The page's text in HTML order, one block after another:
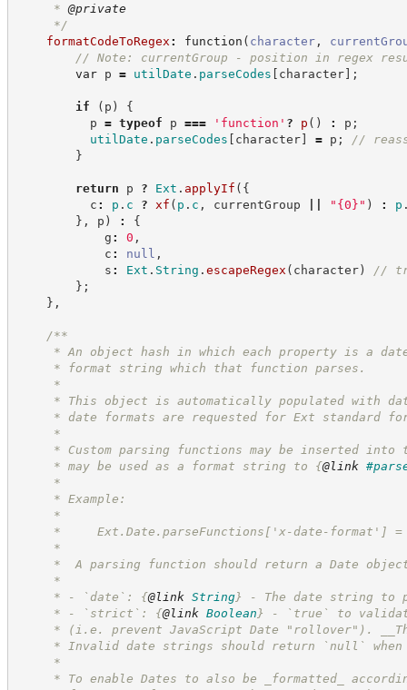
* @private
*/
formatCodeToRegex : function ( character,
// Note: currentGroup - position in regex
var p = utilDate . parseCodes [ character] ;
if ( p )
{
p = typeof p === ' function ' ? p ( ) : p ;
utilDate . parseCodes [ character] = p ; //
}
return p ? Ext . applyIf ( {
c : p . c ? xf ( p . c , currentGroup " {0} " ) : p
} , p ) :
{
g : 0 ,
c : null ,
s : Ext . String . escapeRegex ( character) //
} ;
} ,
/**
* An object hash in which each property is a
* format string which that function parses.
*
* This object is automatically populated with
* date formats are requested for Ext standard
*
* Custom parsing functions may be inserted into
* may be used as a format string to {@link
*
* Example:
*
*     Ext.Date.parseFunctions['x-date-format'] =
*
*  A parsing function should return a Date
*
* - `date`: {@link String} - The date string to
* - `strict`: {@link Boolean } - `true` to
* (i.e. prevent JavaScript Date "rollover").
* Invalid date strings should return `null` when
*
* To enable Dates to also be _formatted_